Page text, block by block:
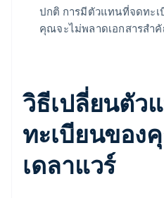
ปกติ การมีตัวแทนที่จดทะเ
คุณจะไม่พลาดเอกสารสำ
วิธีเปลี่ยนตัว
ทะเบียนของ
เดลาแวร์